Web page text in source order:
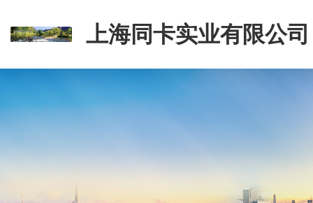
上海同卡实业有限公司